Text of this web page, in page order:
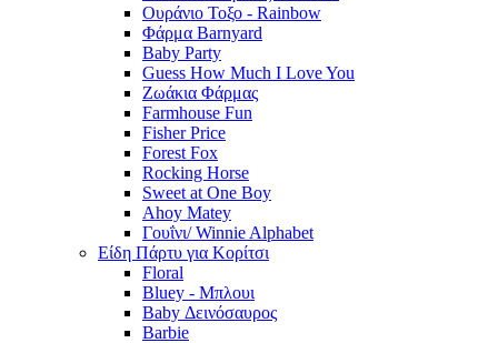
Ουράνιο Τοξο - Rainbow
Φάρμα Barnyard
Baby Party
Guess How Much I Love You
Ζωάκια Φάρμας
Farmhouse Fun
Fisher Price
Forest Fox
Rocking Horse
Sweet at One Boy
Ahoy Matey
Γουΐνι/ Winnie Alphabet
Είδη Πάρτυ για Κορίτσι
Floral
Bluey - Μπλουι
Baby Δεινόσαυρος
Barbie